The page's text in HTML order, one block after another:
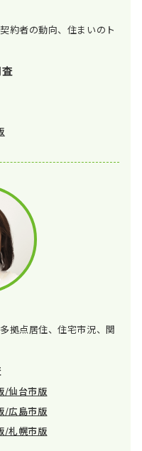
約者の動向、住まいのト
拠点居住、住宅市況、関
/仙台市版
/広島市版
/札幌市版